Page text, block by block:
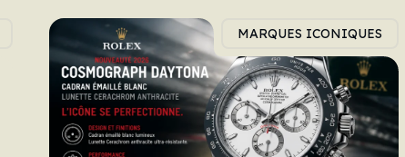
MARQUES ICONIQUES